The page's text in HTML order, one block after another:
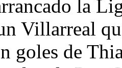
la
Villarreal
goles de